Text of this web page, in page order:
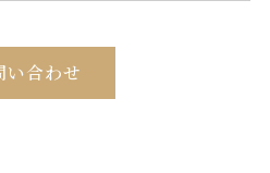
い合わせ